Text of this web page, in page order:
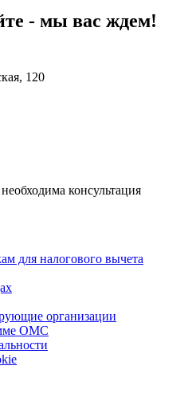
- мы вас ждем!
120
консультация
для налогового вычета
организации
ОМС